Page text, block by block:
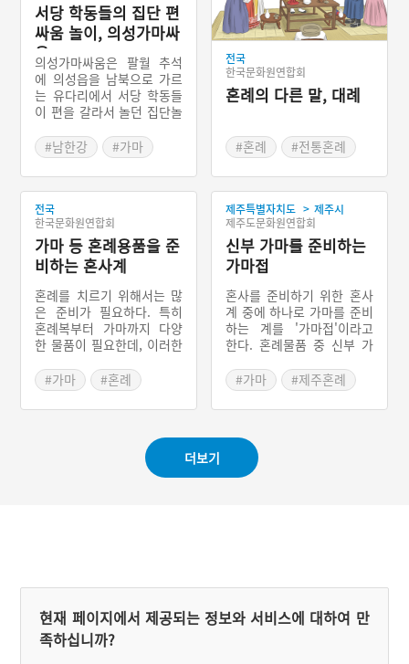
서당 학동들의 집단 편
싸움 놀이, 의성가마싸
움
의성가마싸움은 팔월 추석
에 의성읍을 남북으로 가르
는 유다리에서 서당 학동들
이 편을 갈라서 놀던 집단놀
가마를 제작해 골목을 다니
며 기세를 올리고, 또한 두
편이 몸싸움을 하고 가마를
부딪치는데, 심할 경우에 상
대 가마를 부수기도 하는 편
싸움 형태이다.
#남한강
#가마
전국
한국문화원연합회
혼례의 다른 말, 대례
#혼례
#전통혼례
전국
한국문화원연합회
가마 등 혼례용품을 준
비하는 혼사계
혼례를 치르기 위해서는 많
은 준비가 필요하다. 특히
혼례복부터 가마까지 다양
한 물품이 필요한데, 이러한
고 나면 사용할 일이 없는
것들이다. 따라서 문중 혹은
마을 단위로 계를 모아서 용
계를 ‘혼사계’라고 한다.
#가마
#혼례
제주특별자치도 > 제주시
제주도문화원연합회
신부 가마를 준비하는
가마접
혼사를 준비하기 위한 혼사
계 중에 하나로 가마를 준비
하는 계를 '가마접'이라고
한다. 혼례물품 중 신부 가
커서 준비하기 어려운 물품
중 하나였다. 따라서 마을
단위로 이를 준비해 함께 사
는 사람들을 ‘가마접’이라고
했다. 가마접에 가입한 사람
들은 일정 비용을 회비로 지
#가마
#제주혼례
더보기
현재 페이지에서 제공되는 정보와 서비스에 대하여 만
족하십니까?